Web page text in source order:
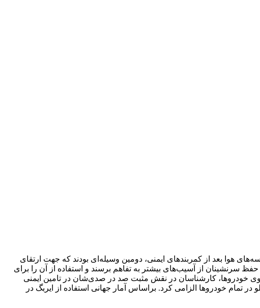
هوا بعد از کمربند‌های ایمنی، دومین وسیله‌ای بودند که جهت ارتقای
سرنشینان از آسیب‌های بیشتر به تفاهم برسند و استفاده از آن را برای
خودروها، کارشناسان در نقش مثبت صد در صد‌ی‌شان در تامین ایمنی
راننده و سرنشین جلو در تمام خودروها الزامی کرد. براساس آمار جهانی استفاده از ایربگ در